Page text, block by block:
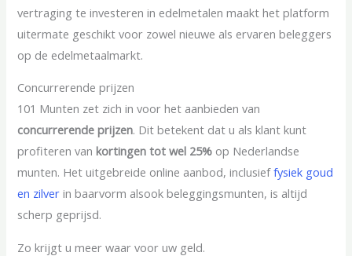
vertraging te investeren in edelmetalen maakt het platform
uitermate geschikt voor zowel nieuwe als ervaren beleggers
op de edelmetaalmarkt.
Concurrerende prijzen
101 Munten zet zich in voor het aanbieden van
concurrerende prijzen. Dit betekent dat u als klant kunt
profiteren vankortingen tot wel 25% op Nederlandse
munten. Het uitgebreide online aanbod, inclusieffysiek goud
en zilver in baarvorm alsook beleggingsmunten, is altijd
scherp geprijsd.
Zo krijgt u meer waar voor uw geld.